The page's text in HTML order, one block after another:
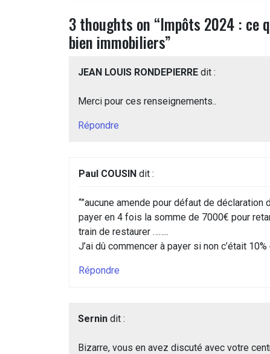
l’article
3 thoughts on “Impôts 2024 : ce
bien immobiliers”
JEAN LOUIS RONDEPIERRE dit :
Merci pour ces renseignements..
Répondre
Paul COUSIN dit :
“”aucune amende pour défaut de déclaration
payer en 4 fois la somme de 7000€ pour
train de restaurer ……..
J’ai dû commencer à payer si non c’était
Répondre
Sernin dit :
Bizarre, vous en avez discuté avec votre